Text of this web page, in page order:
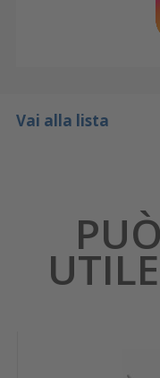
Vai alla lista